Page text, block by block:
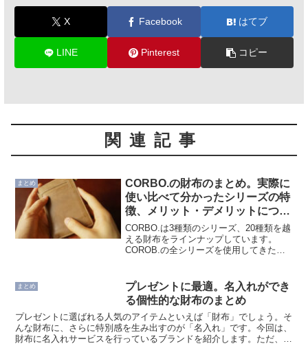
X Facebook はてブ
LINE Pinterest コピー
関連記事
まとめ
CORBO.の財布のまとめ。実際に
使い比べて分かったシリーズの特
徴、メリット・デメリットについ
て解説する
CORBO.は3種類のシリーズ、20種類を越
える財布をラインナップしています。
COROB.の全シリーズを使用してきた財
てわかりやすく解説します。シリーズラ
インナップコル...
まとめ
プレゼントに最適。名入れができ
る個性的な財布のまとめ
プレゼントに選ばれる人気のアイテムといえば「財布」でしょう。そ
んな財布に、さらに特別感を生み出すのが「名入れ」です。今回は、
財布に名入れサービスを行っているブランドを紹介します。ただ、名